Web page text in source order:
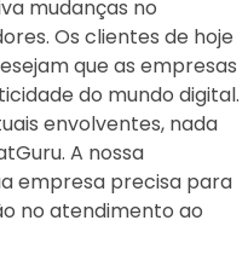
mudanças no
Os clientes de hoje
que as empresas
do mundo digital.
envolventes, nada
A nossa
empresa precisa para
no atendimento ao